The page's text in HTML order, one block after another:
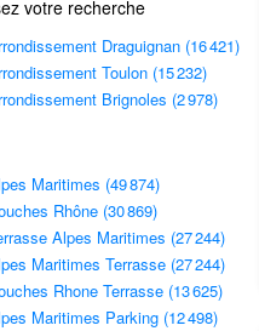
votre recherche
Draguignan (16 421)
Toulon (15 232)
Brignoles (2 978)
Maritimes (49 874)
Rhône (30 869)
Alpes Maritimes (27 244)
Maritimes Terrasse (27 244)
Rhone Terrasse (13 625)
Maritimes Parking (12 498)